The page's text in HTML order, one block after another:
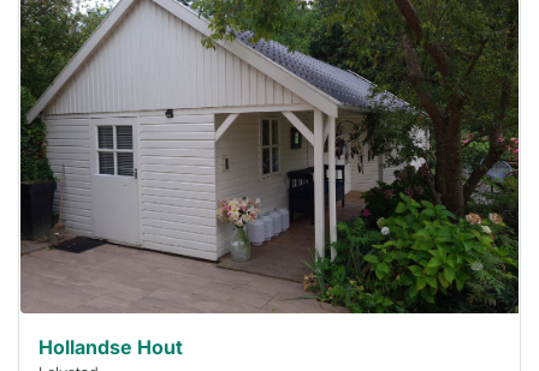
Deze woning
is
waarschijnlijk
al verhuurd
binnen 15
minuten
reageren.
Stekkies helpt
je hierbij!
Hollandse Hout